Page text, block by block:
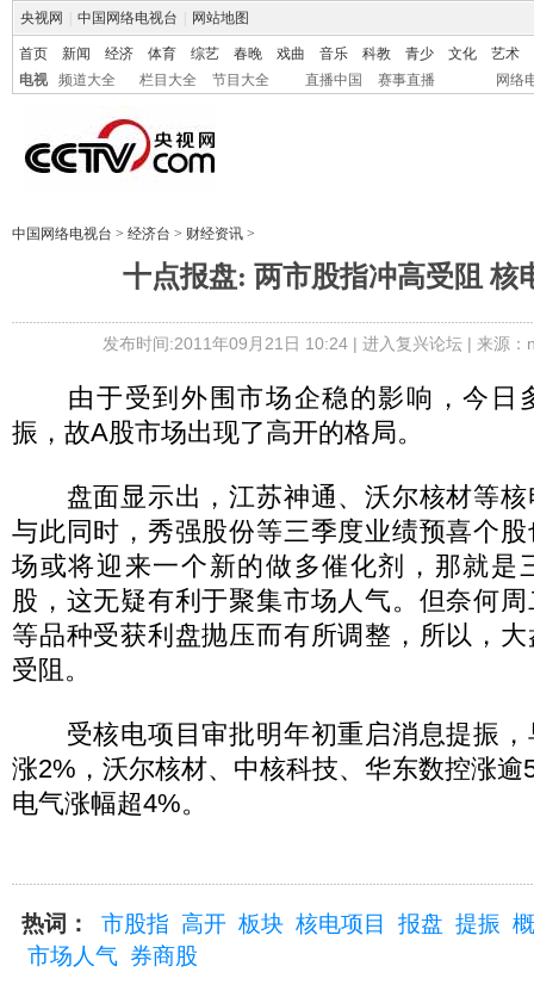
央视网 中国网络电视台 网站地图
首页 新闻 经济 体育 综艺 春晚 戏曲 音乐 科教 青少 文化
艺术
电视
频道大全 栏目大全 节目大全 直播中国 赛事直播 网络
中国网络电视台 > 经济台 > 财经资讯 >
十点报盘: 两市股指冲高受阻 核
发布时间:2011年09月21日 10:24 | 进入复兴论坛| 来源：
由于受到外围市场企稳的影响，今日
振，故A股市场出现了高开的格局。
盘面显示出，江苏神通、沃尔核材等核
与此同时，秀强股份等三季度业绩预喜个
场或将迎来一个新的做多催化剂，那就是
股，这无疑有利于聚集市场人气。但奈何
等品种受获利盘抛压而有所调整，所以，
受阻。
受核电项目审批明年初重启消息提振，
涨2%，沃尔核材、中核科技、华东数控涨逾
电气涨幅超4%。
热词： 市股指 高开 板块 核电项目 报盘 提振
市场人气 券商股